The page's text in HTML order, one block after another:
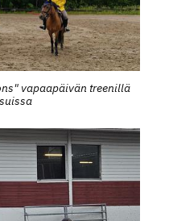
vapaapäivän treenillä